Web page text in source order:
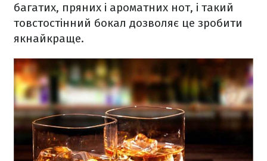
багатих, пряних і ароматних нот, і такий
товстостінний бокал дозволяє це зробити
якнайкраще.